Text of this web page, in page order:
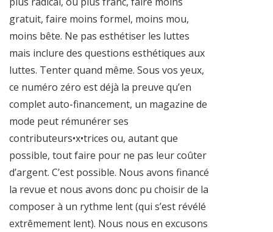
gratuit, faire moins formel, moins mou,
moins bête. Ne pas esthétiser les luttes
mais inclure des questions esthétiques aux
luttes. Tenter quand même. Sous vos yeux,
ce numéro zéro est déjà la preuve qu’en
complet auto-financement, un magazine de
mode peut rémunérer ses
contributeurs•x•trices ou, autant que
possible, tout faire pour ne pas leur coûter
d’argent. C’est possible. Nous avons financé
la revue et nous avons donc pu choisir de la
composer à un rythme lent (qui s’est révélé
extrêmement lent). Nous nous en excusons